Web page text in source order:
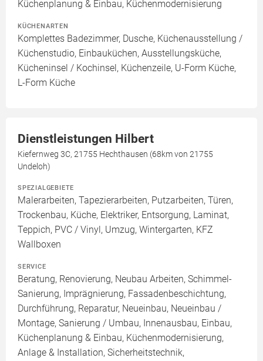
Küchenplanung & Einbau, Küchenmodernisierung
KÜCHENARTEN
Komplettes Badezimmer, Dusche, Küchenausstellung /
Küchenstudio, Einbauküchen, Ausstellungsküche,
Kücheninsel / Kochinsel, Küchenzeile, U-Form Küche,
L-Form Küche
Dienstleistungen Hilbert
Kiefernweg 3C, 21755 Hechthausen (68km von 21755
Undeloh)
SPEZIALGEBIETE
Malerarbeiten, Tapezierarbeiten, Putzarbeiten, Türen,
Trockenbau, Küche, Elektriker, Entsorgung, Laminat,
Teppich, PVC / Vinyl, Umzug, Wintergarten, KFZ
Wallboxen
SERVICE
Beratung, Renovierung, Neubau Arbeiten, Schimmel-
Sanierung, Imprägnierung, Fassadenbeschichtung,
Durchführung, Reparatur, Neueinbau, Neueinbau /
Montage, Sanierung / Umbau, Innenausbau, Einbau,
Küchenplanung & Einbau, Küchenmodernisierung,
Anlage & Installation, Sicherheitstechnik,